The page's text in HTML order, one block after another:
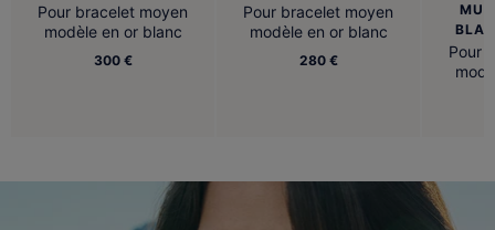
Pour bracelet moyen
modèle en or blanc
300 €
Pour bracelet moyen
modèle en or blanc
280 €
Pour